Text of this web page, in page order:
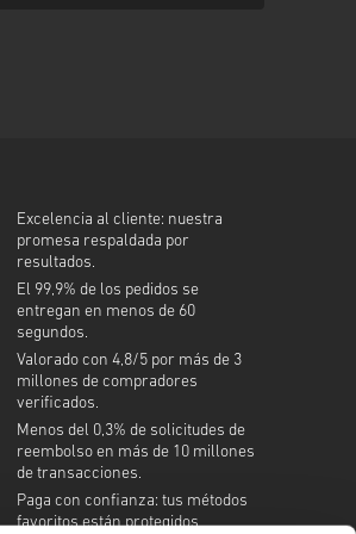
Excelencia al cliente: nuestra
promesa respaldada por
resultados.
El 99,9% de los pedidos se
entregan en menos de 60
segundos.
Valorado con 4,8/5 por más de 3
millones de compradores
verificados.
Menos del 0,3% de solicitudes de
reembolso en más de 10 millones
de transacciones.
Paga con confianza: tus métodos
favoritos están protegidos.